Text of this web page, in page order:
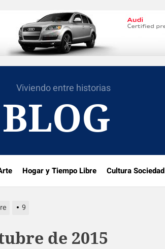
Viviendo entre historias
Hogar y Tiempo Libre Cultura Sociedad
9
de 2015